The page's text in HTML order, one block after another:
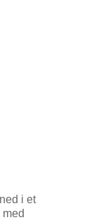
i et